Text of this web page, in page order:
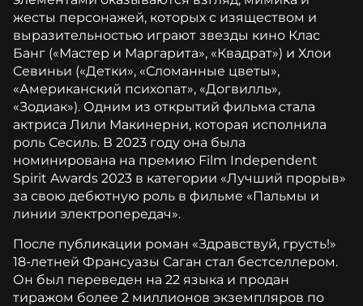
жесты персонажей, которых с изяществом и
выразительностью играют звезды кино Клас
Банг («Мастер и Маргарита», «Квадрат») и Хлои
Севиньи («Детки», «Сломанные цветы»,
«Американский психопат», «Догвилль»,
«Зодиак»). Одним из открытий фильма стала
актриса Лили Макинерни, которая исполнила
роль Сесиль. В 2023 году она была
номинирована на премию Film Independent
Spirit Awards 2023 в категории «Лучший прорыв»
за свою дебютную роль в фильме «Пальмы и
линии электропередач».
После публикации роман «Здравствуй, грусть!»
18-летней Франсуазы Саган стал бестселлером.
Он был переведен на 22 языка и продан
тиражом более 2 миллионов экземпляров по